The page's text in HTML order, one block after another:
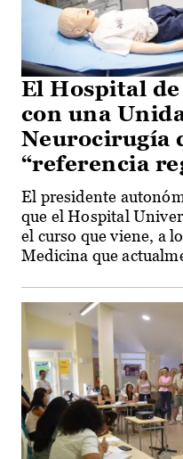
El Hospital
con una
Neurocirugía
“referencia
El presidente
que el Hospital
el curso que viene, a
Medicina que